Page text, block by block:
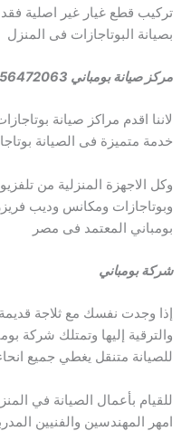
تركيب قطع غيار غير اصلية فقد
بصيانة البوتاجازات فى المنزل
مركز صيانة بومباني 01156472063
لاننا اقدم مراكز صيانة
خدمة متميزة فى الصيانة
وكل الاجهزة المنزلية من
وبوتاجازات ومكانس وديب
بومباني المعتمد فى مصر
شركة بومباني
إذا وجدت نفسك مع ثلاجة
والترقية إليها وتمتلك شركة
للصيانة متنقل يغطي جميع
للقيام بأعمال الصيانة في
امهر المهندسين والفنيين